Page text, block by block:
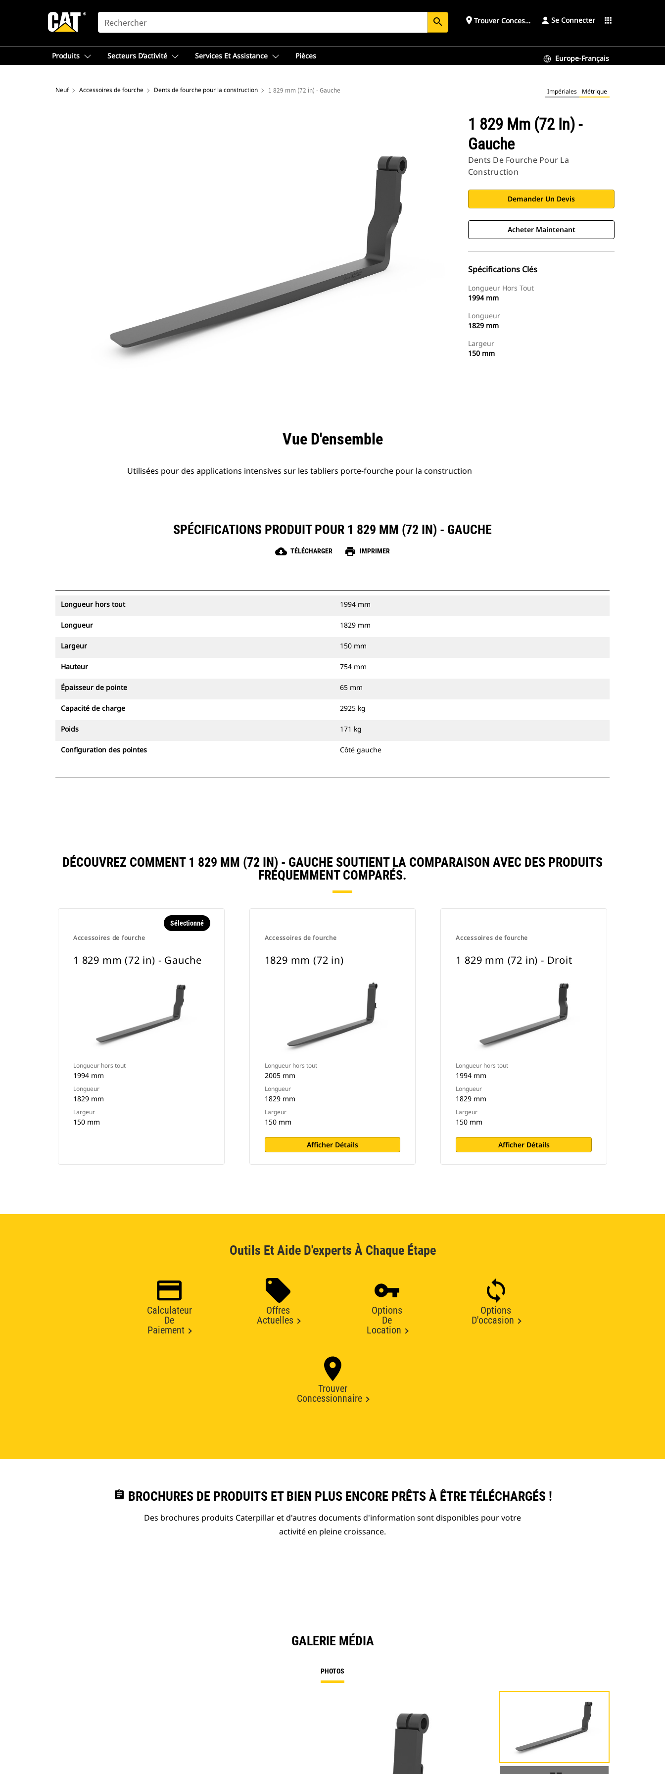
SEARCH search place Trouver ConcessionnaireSe Connecter apps
Produits Secteurs D’activité Services Et Assistance Pièces Europe-Français
Neuf Accessoires de fourche Dents de fourche pour la construction 1 829 mm (72 in) - Gauche Impériales Métrique
1 829 Mm (72 In) -
Gauche
Dents De Fourche Pour La
Construction
Demander Un Devis
Acheter Maintenant
Spécifications Clés
Longueur Hors Tout
1994 mm
Longueur
1829 mm
Largeur
150 mm
Vue D'ensemble
Utilisées pour des applications intensives sur les tabliers porte-fourche pour la construction
SPÉCIFICATIONS PRODUIT POUR 1 829 MM (72 IN) - GAUCHE
cloud_download TÉLÉCHARGER print IMPRIMER
Longueur hors tout 1994 mm
Longueur 1829 mm
Largeur 150 mm
Hauteur 754 mm
Épaisseur de pointe 65 mm
Capacité de charge 2925 kg
Poids 171 kg
Configuration des pointes Côté gauche
DÉCOUVREZ COMMENT 1 829 MM (72 IN) - GAUCHE SOUTIENT LA COMPARAISON AVEC DES PRODUITS
FRÉQUEMMENT COMPARÉS.
Accessoires de fourche
Sélectionné
1 829 mm (72 in) - Gauche
Longueur hors tout
1994 mm
Longueur
1829 mm
Largeur
150 mm
Accessoires de fourche
1829 mm (72 in)
Longueur hors tout
2005 mm
Longueur
1829 mm
Largeur
150 mm
Afficher Détails
Accessoires de fourche
1 829 mm (72 in) - Droit
Longueur hors tout
1994 mm
Longueur
1829 mm
Largeur
150 mm
Afficher Détails
Outils Et Aide D'experts À Chaque Étape
Calculateur
De
Paiement
Offres
Actuelles
Options
De
Location
Options
D'occasion
Trouver
Concessionnaire
assignment BROCHURES DE PRODUITS ET BIEN PLUS ENCORE PRÊTS À ÊTRE TÉLÉCHARGÉS !
Des brochures produits Caterpillar et d'autres documents d'information sont disponibles pour votre
activité en pleine croissance.
GALERIE MÉDIA
PHOTOS